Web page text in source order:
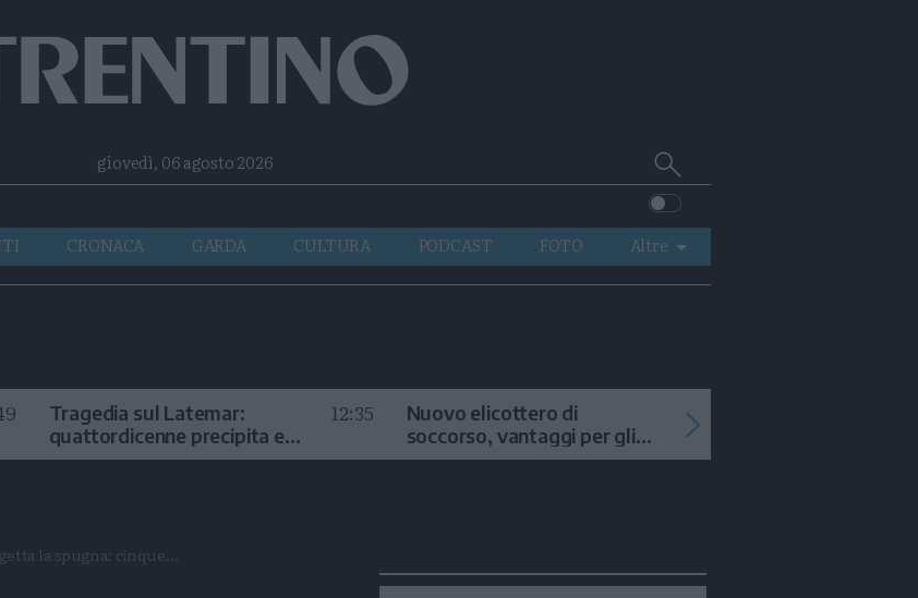
Telegram
RSSgiovedì, 06 agosto 2026 Cerca
su
Trentino
CRONACA GARDA CULTURA PODCAST FOTO
Altre
VIDEO
Tragedia sul Latemar:
quattordicenne precipita e
muore
12:35
Nuovo elicottero di
soccorso, vantaggi per gli
interventi in alta quota
la spugna: cinque...